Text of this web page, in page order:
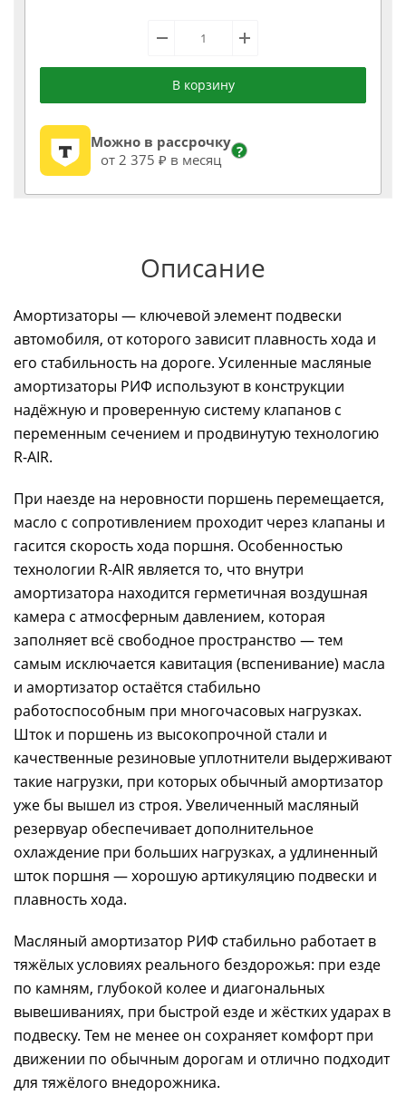
В корзину
Можно в рассрочку
от 2 375 ₽ в месяц
?
Описание
Амортизаторы — ключевой элемент подвески
автомобиля, от которого зависит плавность хода и
его стабильность на дороге. Усиленные масляные
амортизаторы РИФ используют в конструкции
надёжную и проверенную систему клапанов с
переменным сечением и продвинутую технологию
R-AIR.
При наезде на неровности поршень перемещается,
масло с сопротивлением проходит через клапаны и
гасится скорость хода поршня. Особенностью
технологии R-AIR является то, что внутри
амортизатора находится герметичная воздушная
камера с атмосферным давлением, которая
заполняет всё свободное пространство — тем
самым исключается кавитация (вспенивание) масла
и амортизатор остаётся стабильно
работоспособным при многочасовых нагрузках.
Шток и поршень из высокопрочной стали и
качественные резиновые уплотнители выдерживают
такие нагрузки, при которых обычный амортизатор
уже бы вышел из строя. Увеличенный масляный
резервуар обеспечивает дополнительное
охлаждение при больших нагрузках, а удлиненный
шток поршня — хорошую артикуляцию подвески и
плавность хода.
Масляный амортизатор РИФ стабильно работает в
тяжёлых условиях реального бездорожья: при езде
по камням, глубокой колее и диагональных
вывешиваниях, при быстрой езде и жёстких ударах в
подвеску. Тем не менее он сохраняет комфорт при
движении по обычным дорогам и отлично подходит
для тяжёлого внедорожника.